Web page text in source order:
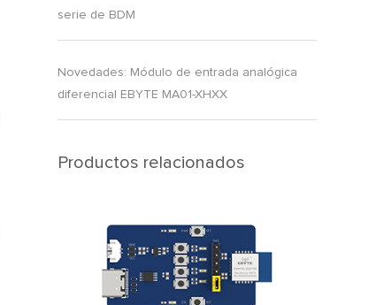
serie de BDM
Novedades: Módulo de entrada analógica
diferencial EBYTE MA01-XHXX
Productos relacionados